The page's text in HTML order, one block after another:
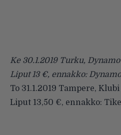
Ke 30.1.2019 Turku, Dynamo
Liput 13 €, ennakko:
To 31.1.2019 Tampere, Klubi
Liput 13,50 €, ennakko: